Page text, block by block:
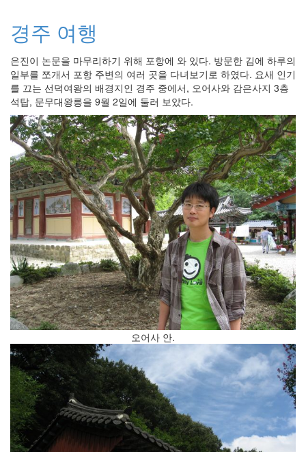
경주 여행
은진이 논문을 마무리하기 위해 포항에 와 있다. 방문한 김에 하루의
일부를 쪼개서 포항 주변의 여러 곳을 다녀보기로 하였다. 요새 인기
를 끄는 선덕여왕의 배경지인 경주 중에서, 오어사와 감은사지 3층
석탑, 문무대왕릉을 9월 2일에 둘러 보았다.
오어사 안.
도
8
의
사
용
자
인
터
페
이...
playground
2.0
일
상
적
인
사
기
나
무
Steve
1955~2011
구
글
플
러
스
소
고